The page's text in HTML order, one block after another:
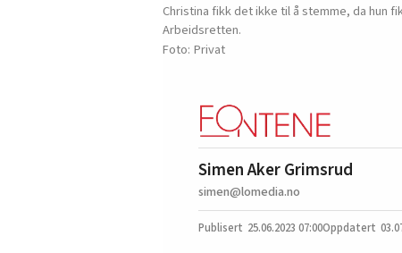
Christina fikk det ikke til å stemme, da hun
Arbeidsretten.
Privat
Simen Aker Grimsrud
simen@lomedia.no
25.06.2023 07:00